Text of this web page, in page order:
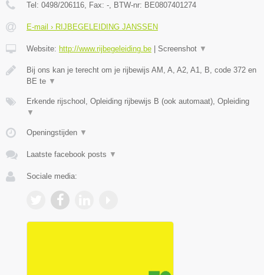
Tel: 0498/206116, Fax: -, BTW-nr: BE0807401274
E-mail › RIJBEGELEIDING JANSSEN
Website: http://www.rijbegeleiding.be Screenshot ▼
Bij ons kan je terecht om je rijbewijs AM, A, A2, A1, B, code 372 en
BE te ▼
Erkende rijschool, Opleiding rijbewijs B (ook automaat), Opleiding
▼
Openingstijden ▼
Laatste facebook posts ▼
Sociale media: